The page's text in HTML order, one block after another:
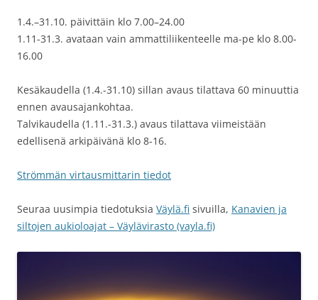
1.4.–31.10. päivittäin klo 7.00–24.00
1.11-31.3. avataan vain ammattiliikenteelle ma-pe klo 8.00-
16.00
Kesäkaudella (1.4.-31.10) sillan avaus tilattava 60 minuuttia
ennen avausajankohtaa.
Talvikaudella (1.11.-31.3.) avaus tilattava viimeistään
edellisenä arkipäivänä klo 8-16.
Strömmän virtausmittarin tiedot
Seuraa uusimpia tiedotuksia Väylä.fi sivuilla, Kanavien ja
siltojen aukioloajat – Väylävirasto (vayla.fi)